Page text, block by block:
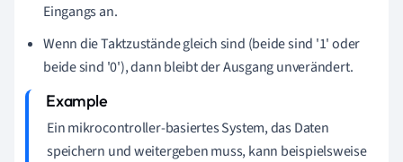
Eingangs an.
Wenn die Taktzustände gleich sind (beide sind '1' oder
beide sind '0'), dann bleibt der Ausgang unverändert.
Ein mikrocontroller-basiertes System, das Daten
speichern und weitergeben muss, kann beispielsweise